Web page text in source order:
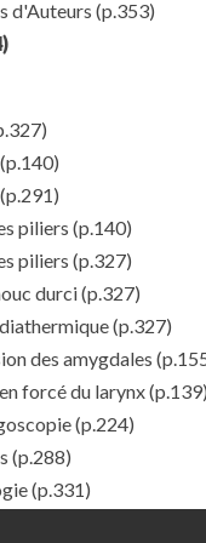
d'Auteurs (p.353)
(p.140)
(p.291)
piliers (p.140)
piliers (p.327)
durci(p.327)
(p.327)
des amygdales
forcé du larynx
(p.224)
(p.288)
(p.331)